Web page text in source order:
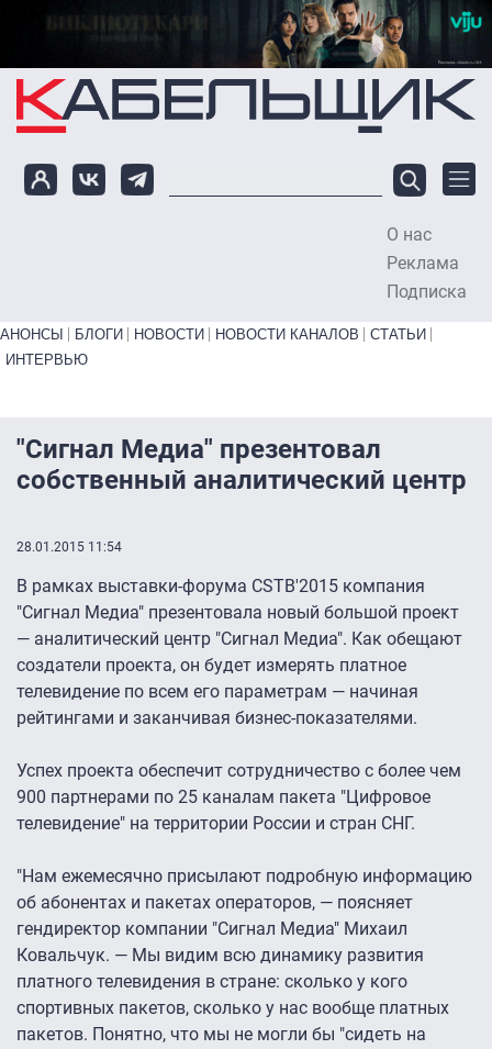
Перейти к основному содержанию
О нас
Реклама
Подписка
Primary links bottom
АНОНСЫ БЛОГИ НОВОСТИ НОВОСТИ КАНАЛОВ
СТАТЬИ
ИНТЕРВЬЮ
"Сигнал Медиа" презентовал
собственный аналитический центр
28.01.2015 11:54
В рамках выставки-форума CSTB'2015 компания
"Сигнал Медиа" презентовала новый большой проект
— аналитический центр "Сигнал Медиа". Как обещают
создатели проекта, он будет измерять платное
телевидение по всем его параметрам — начиная
рейтингами и заканчивая бизнес-показателями.
Успех проекта обеспечит сотрудничество с более чем
900 партнерами по 25 каналам пакета "Цифровое
телевидение" на территории России и стран СНГ.
"Нам ежемесячно присылают подробную информацию
об абонентах и пакетах операторов, — поясняет
гендиректор компании "Сигнал Медиа" Михаил
Ковальчук. — Мы видим всю динамику развития
платного телевидения в стране: сколько у кого
спортивных пакетов, сколько у нас вообще платных
пакетов. Понятно, что мы не могли бы "сидеть на